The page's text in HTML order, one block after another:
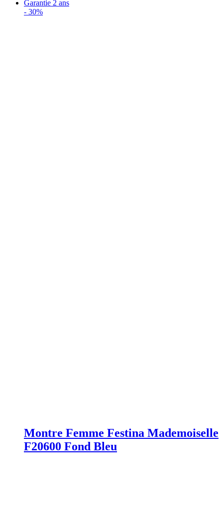
Garantie 2 ans
- 30%
Montre Femme Festina Mademoiselle
F20600 Fond Bleu